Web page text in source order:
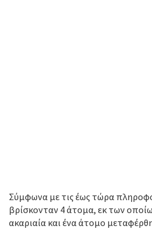
Σύμφωνα με τις έως τώρα
βρίσκονταν 4 άτομα, εκ των
ακαριαία και ένα άτομο